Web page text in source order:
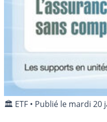
🏛️ ETF • Publié le mardi 20